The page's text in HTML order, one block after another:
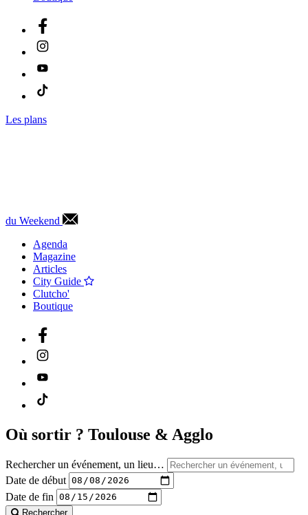
Les plans
du Weekend
Agenda
Magazine
Articles
City Guide
Clutcho'
Boutique
Où sortir ? Toulouse & Agglo
Rechercher un événement, un lieu…
Date de début
Date de fin
Rechercher